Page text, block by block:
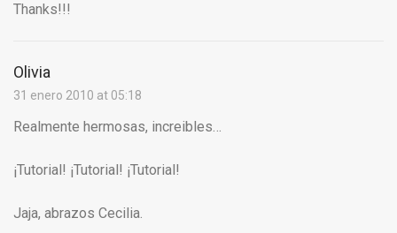
Thanks!!!
Olivia
31 enero 2010 at 05:18
Realmente hermosas, increibles…
¡Tutorial! ¡Tutorial! ¡Tutorial!
Jaja, abrazos Cecilia.